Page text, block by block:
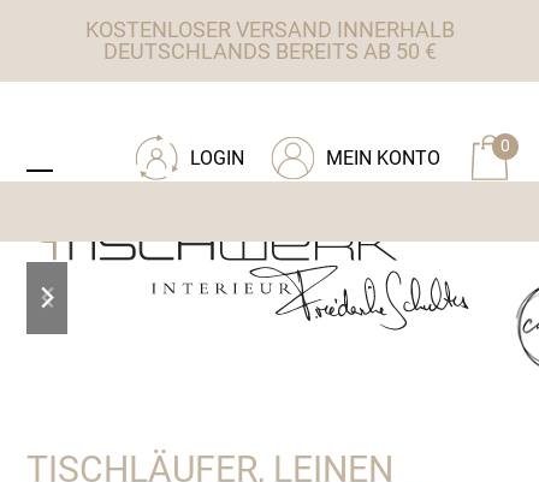
KOSTENLOSER VERSAND INNERHALB
DEUTSCHLANDS BEREITS AB 50 €
0
MEIN KONTO
LOGIN
mobile
mobile
slide
slide
TISCHLÄUFER, LEINEN